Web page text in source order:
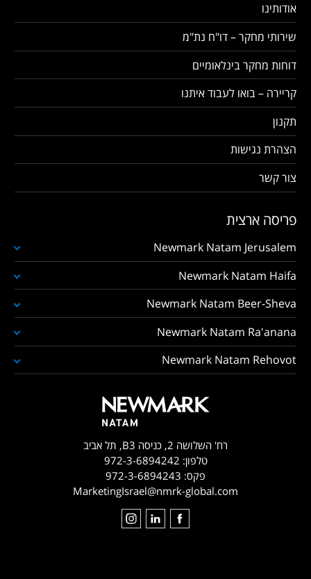
אודותינו
שירותי מחקר – דו"ח נת"מ
דוחות מחקר בינלאומיים
קריירה – בואו לעבוד איתנו
תקנון
הצהרת נגישות
צור קשר
פריסה ארצית
Newmark Natam Jerusalem
Newmark Natam Haifa
Newmark Natam Beer-Sheva
Newmark Natam Ra'anana
Newmark Natam Rehovot
רח' השלושה 2, כניסה B3, תל אביב
טלפון: 972-3-6894242
פקס: 972-3-6894243
MarketingIsrael@nmrk-global.com